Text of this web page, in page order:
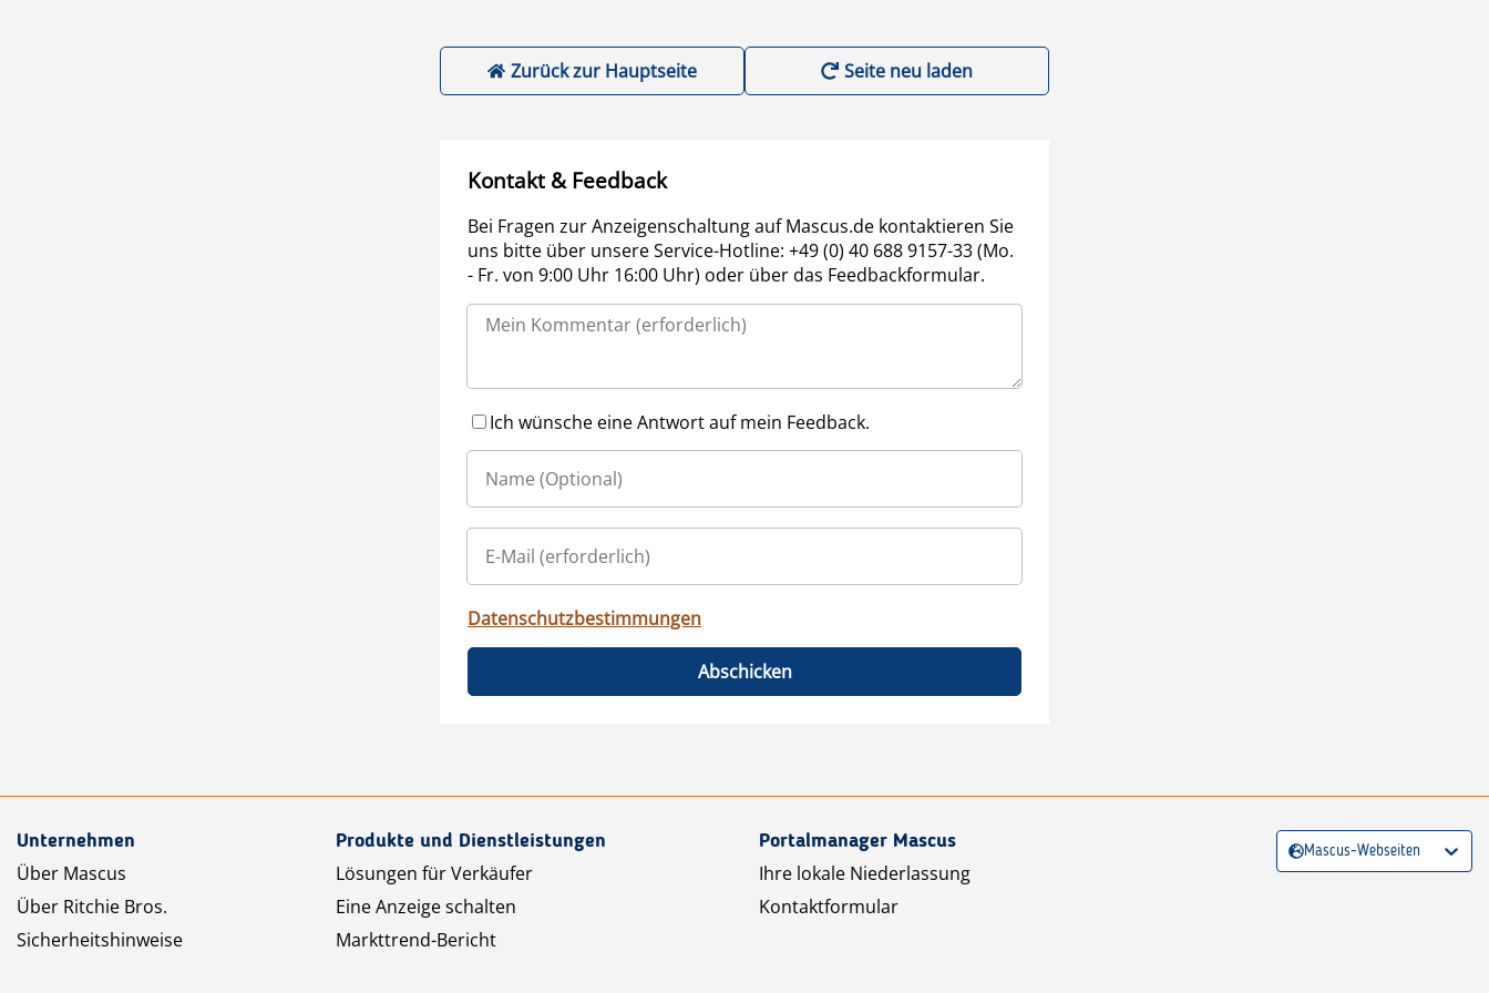
Zurück zur Hauptseite Seite neu laden
Kontakt & Feedback
Bei Fragen zur Anzeigenschaltung auf Mascus.de kontaktieren Sie
uns bitte über unsere Service-Hotline: +49 (0) 40 688 9157-33 (Mo.
- Fr. von 9:00 Uhr 16:00 Uhr) oder über das Feedbackformular.
Ich wünsche eine Antwort auf mein Feedback.
Datenschutzbestimmungen
Abschicken
Unternehmen
Über Mascus
Über Ritchie Bros.
Sicherheitshinweise
Produkte und Dienstleistungen
Lösungen für Verkäufer
Eine Anzeige schalten
Markttrend-Bericht
Portalmanager Mascus
Ihre lokale Niederlassung
Kontaktformular
Mascus-Webseiten